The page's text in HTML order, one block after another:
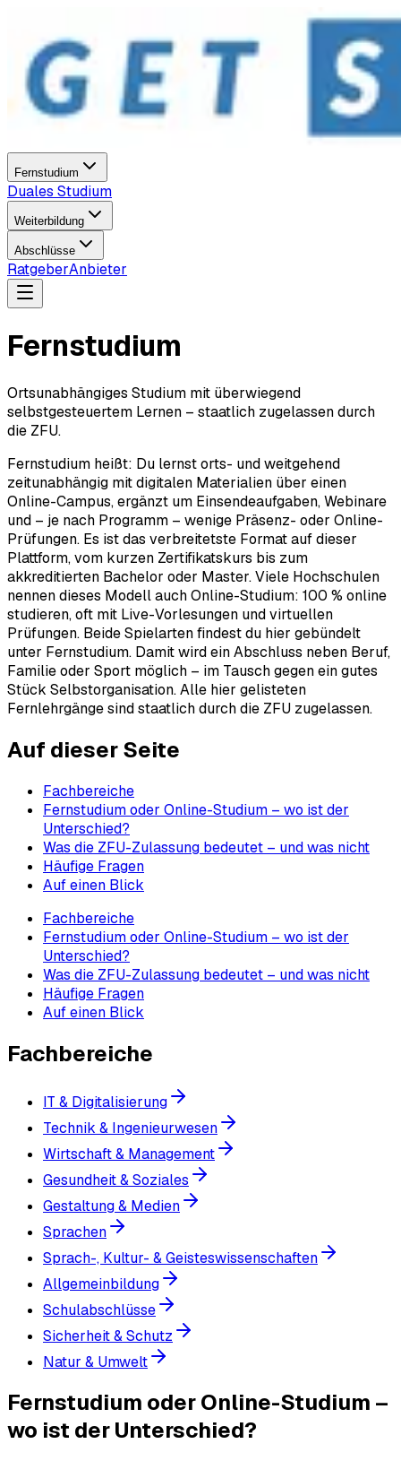
Fernstudium
Duales Studium
Weiterbildung
Abschlüsse
RatgeberAnbieter
Fernstudium
Ortsunabhängiges Studium mit überwiegend
selbstgesteuertem Lernen – staatlich zugelassen durch
die ZFU.
Fernstudium heißt: Du lernst orts- und weitgehend
zeitunabhängig mit digitalen Materialien über einen
Online-Campus, ergänzt um Einsendeaufgaben, Webinare
und – je nach Programm – wenige Präsenz- oder Online-
Prüfungen. Es ist das verbreitetste Format auf dieser
Plattform, vom kurzen Zertifikatskurs bis zum
akkreditierten Bachelor oder Master. Viele Hochschulen
nennen dieses Modell auch Online-Studium: 100 % online
studieren, oft mit Live-Vorlesungen und virtuellen
Prüfungen. Beide Spielarten findest du hier gebündelt
unter Fernstudium. Damit wird ein Abschluss neben Beruf,
Familie oder Sport möglich – im Tausch gegen ein gutes
Stück Selbstorganisation. Alle hier gelisteten
Fernlehrgänge sind staatlich durch die ZFU zugelassen.
Auf dieser Seite
Fachbereiche
Fernstudium oder Online-Studium – wo ist der
Unterschied?
Was die ZFU-Zulassung bedeutet – und was nicht
Häufige Fragen
Auf einen Blick
Fachbereiche
Fernstudium oder Online-Studium – wo ist der
Unterschied?
Was die ZFU-Zulassung bedeutet – und was nicht
Häufige Fragen
Auf einen Blick
Fachbereiche
IT & Digitalisierung
Technik & Ingenieurwesen
Wirtschaft & Management
Gesundheit & Soziales
Gestaltung & Medien
Sprachen
Sprach-, Kultur- & Geisteswissenschaften
Allgemeinbildung
Schulabschlüsse
Sicherheit & Schutz
Natur & Umwelt
Fernstudium oder Online-Studium –
wo ist der Unterschied?